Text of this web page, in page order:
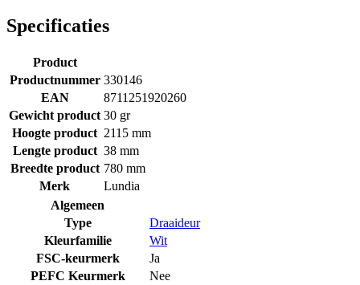
Specificaties
Product
Productnummer 330146
EAN
8711251920260
Gewicht product 30 gr
Hoogte product 2115 mm
Lengte product 38 mm
Breedte product 780 mm
Merk
Lundia
Algemeen
Type
Draaideur
Kleurfamilie
Wit
FSC-keurmerk
Ja
PEFC Keurmerk
Nee